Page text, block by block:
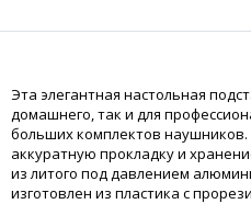
Эта элегантная настольная
домашнего, так и для
больших комплектов
аккуратную прокладку и
из литого под давлением
изготовлен из пластика с